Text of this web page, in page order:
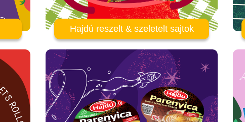
Hajdú reszelt & szeletelt sajtok